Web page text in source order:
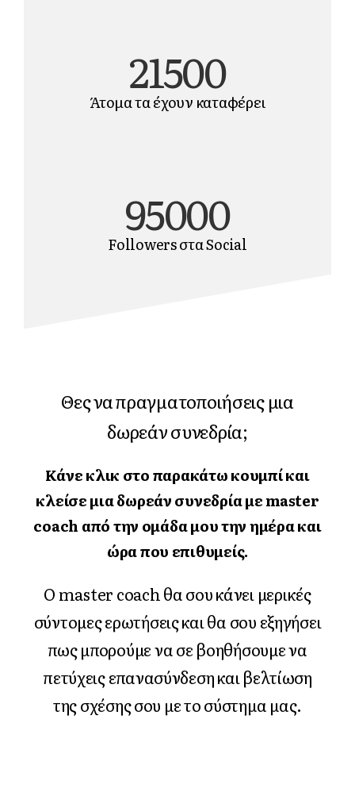
21500
Άτομα τα έχουν καταφέρει
95000
Followers στα Social
Θες να πραγματοποιήσεις μια
δωρεάν συνεδρία;
Κάνε κλικ στο παρακάτω κουμπί και
κλείσε μια δωρεάν συνεδρία με master
coach από την ομάδα μου την ημέρα και
ώρα που επιθυμείς.
Ο master coach θα σου κάνει μερικές
σύντομες ερωτήσεις και θα σου εξηγήσει
πως μπορούμε να σε βοηθήσουμε να
πετύχεις επανασύνδεση και βελτίωση
της σχέσης σου με το σύστημα μας.